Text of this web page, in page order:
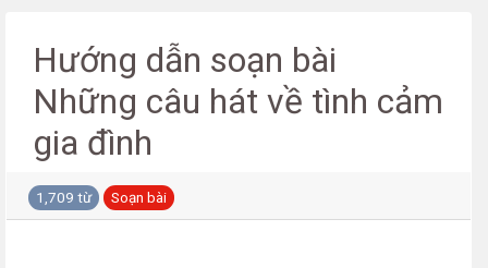
Hướng dẫn soạn bài
Những câu hát về tình cảm
gia đình
1,709 từ Soạn bài